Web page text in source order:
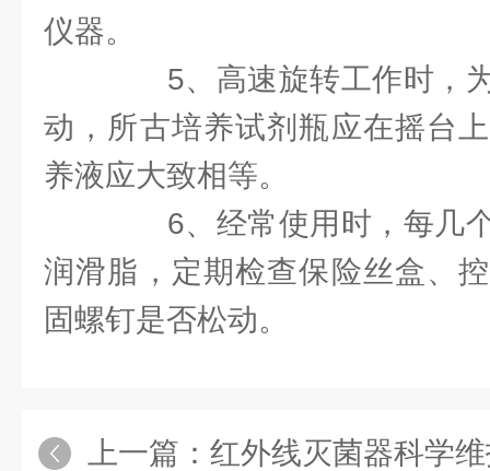
仪器。
5、高速旋转工作时，为
动，所古培养试剂瓶应在摇台
养液应大致相等。
6、经常使用时，每几个
润滑脂，定期检查保险丝盒、
固螺钉是否松动。
上一篇： 红外线灭菌器科学